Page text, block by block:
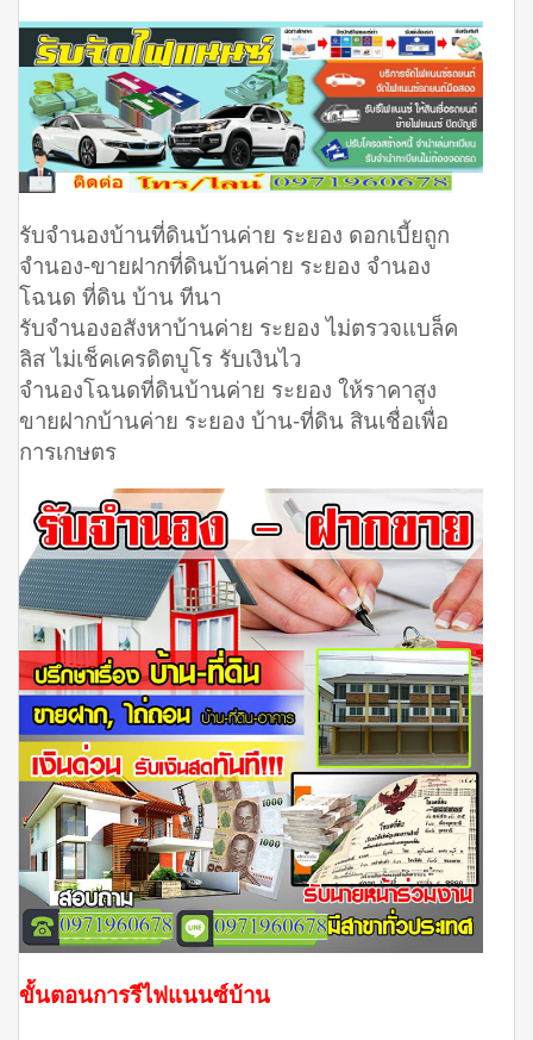
รับจำนองบ้านที่ดินบ้านค่าย ระยอง ดอกเบี้ยถูก
จํานอง-ขายฝากที่ดินบ้านค่าย ระยอง จำนอง
โฉนด ที่ดิน บ้าน ทีนา
รับจำนองอสังหาบ้านค่าย ระยอง ไม่ตรวจแบล็ค
ลิส ไม่เช็คเครดิตบูโร รับเงินไว
จำนองโฉนดที่ดินบ้านค่าย ระยอง ให้ราคาสูง
ขายฝากบ้านค่าย ระยอง บ้าน-ที่ดิน สินเชื่อเพื่อ
การเกษตร
ขั้นตอนการรีไฟแนนซ์บ้าน